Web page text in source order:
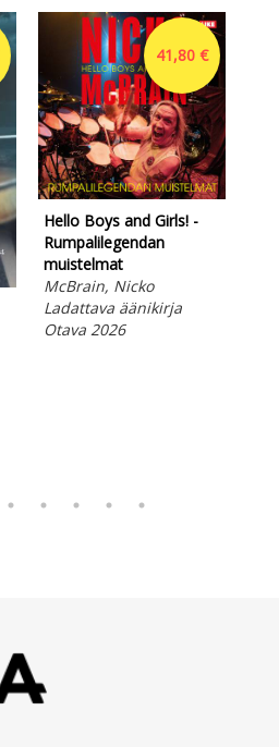
41,80 €
Hello Boys and Girls! -
Rumpalilegendan
muistelmat
McBrain, Nicko
Ladattava äänikirja
Otava 2026